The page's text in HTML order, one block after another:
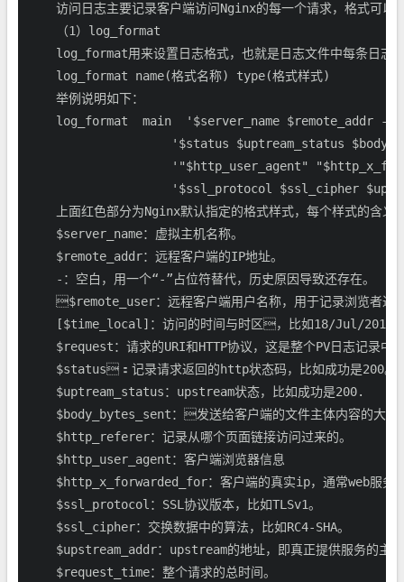
访问日志主要记录客户端访问Nginx的每一个请求，格式可以
    （1）log_format
log_format用来设置日志格式，也就是日志文件中每条日志
    log_format name(格式名称) type(格式样式)
    举例说明如下：
log_format  main  '$server_name $remote_addr -
'$status $uptream_status
'"$http_user_agent"
'$ssl_protocol $ssl_cipher
上面红色部分为Nginx默认指定的格式样式，每个样式的含义
    $server_name：虚拟主机名称。
    $remote_addr：远程客户端的IP地址。
    -：空白，用一个“-”占位符替代，历史原因导致还存在。
$remote_user：远程客户端用户名称，用于记录浏览者进
[$time_local]：访问的时间与时区，比如18/Jul/
$request：请求的URI和HTTP协议，这是整个PV日志记录中
    $status：记录请求返回的http状态码，比如成功是200。
    $uptream_status：upstream状态，比如成功是200.
$body_bytes_sent：发送给客户端的文件主体内容的大小
    $http_referer：记录从哪个页面链接访问过来的。
    $http_user_agent：客户端浏览器信息
$http_x_forwarded_for：客户端的真实ip，通常web服务器
    $ssl_protocol：SSL协议版本，比如TLSv1。
    $ssl_cipher：交换数据中的算法，比如RC4-SHA。
$upstream_addr：upstream的地址，即真正提供服务的主
    $request_time：整个请求的总时间。